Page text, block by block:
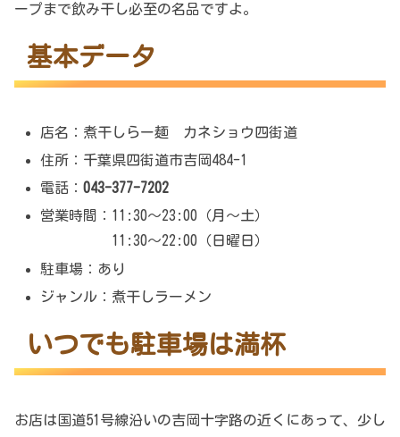
ープまで飲み干し必至の名品ですよ。
基本データ
店名：煮干しらー麺 カネショウ四街道
住所：千葉県四街道市吉岡484-1
電話：043-377-7202
営業時間：11:30～23:00（月～土）
11:30～22:00（日曜日）
駐車場：あり
ジャンル：煮干しラーメン
いつでも駐車場は満杯
お店は国道51号線沿いの吉岡十字路の近くにあって、少し